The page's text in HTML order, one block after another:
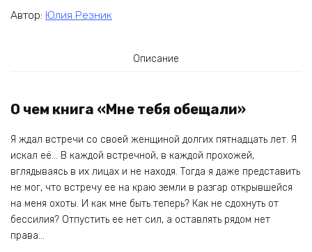
Автор: Юлия Резник
Описание
О чем книга «Мне тебя обещали»
Я ждал встречи со своей женщиной долгих пятнадцать лет. Я
искал её… В каждой встречной, в каждой прохожей,
вглядываясь в их лицах и не находя. Тогда я даже представить
не мог, что встречу ее на краю земли в разгар открывшейся
на меня охоты. И как мне быть теперь? Как не сдохнуть от
бессилия? Отпустить ее нет сил, а оставлять рядом нет
права…